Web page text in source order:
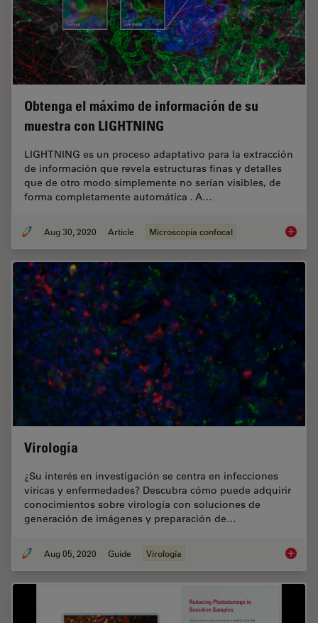
Obtenga el máximo de información de su
muestra con LIGHTNING
LIGHTNING es un proceso adaptativo para la extracción
de información que revela estructuras finas y detalles
que de otro modo simplemente no serían visibles, de
forma completamente automática . A…
Aug 30, 2020 Article Microscopía confocal
Virología
¿Su interés en investigación se centra en infecciones
víricas y enfermedades? Descubra cómo puede adquirir
conocimientos sobre virología con soluciones de
generación de imágenes y preparación de…
Aug 05, 2020 Guide Virología